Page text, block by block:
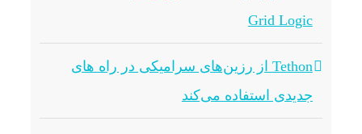
Grid Logic
Tethon از رزین‌های سرامیکی در راه های
جدیدی استفاده می‌کند